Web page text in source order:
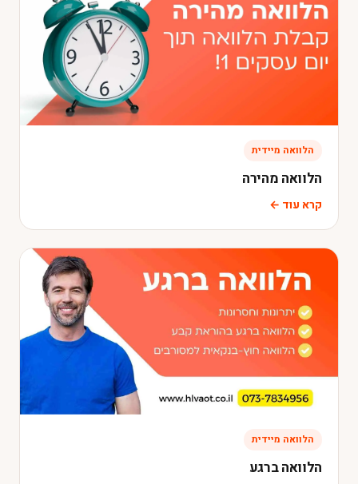
הלוואה מיידית
הלוואה מהירה
קרא עוד ←
הלוואה מיידית
הלוואה ברגע